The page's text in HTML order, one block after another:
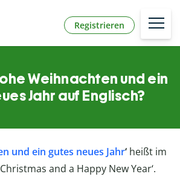
Registrieren
Weihnachten und ein
Jahr auf Englisch?
und ein gutes neues Jahr‘ heißt im
and a Happy New Year‘.